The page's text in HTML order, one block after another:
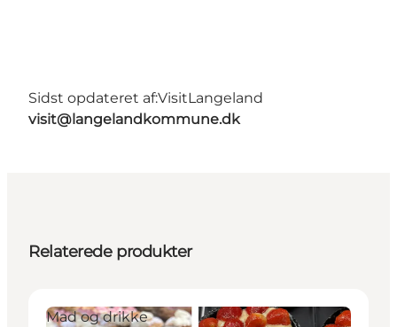
Sidst opdateret af:VisitLangeland
visit@langelandkommune.dk
Relaterede produkter
Mad og drikke